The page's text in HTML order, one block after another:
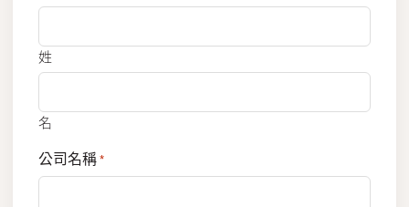
姓
名
公司名稱*